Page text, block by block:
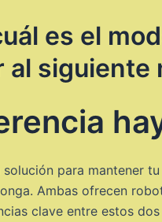
es el
al siguiente
solución para mantener
Ambas ofrecen
clave entre estos